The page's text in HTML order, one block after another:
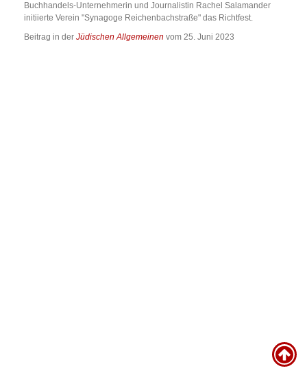
Buchhandels-Unternehmerin und Journalistin Rachel Salamander
initiierte Verein "Synagoge Reichenbachstraße" das Richtfest.
Beitrag in der Jüdischen Allgemeinen vom 25. Juni 2023